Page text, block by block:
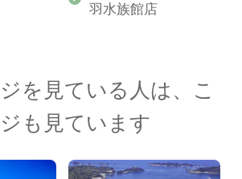
羽水族館店
を見ている人は、こ
も見ています